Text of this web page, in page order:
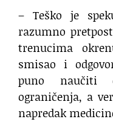
– Teško je
razumno
trenucima
smisao i
puno naučiti
ograničenja, a
napredak